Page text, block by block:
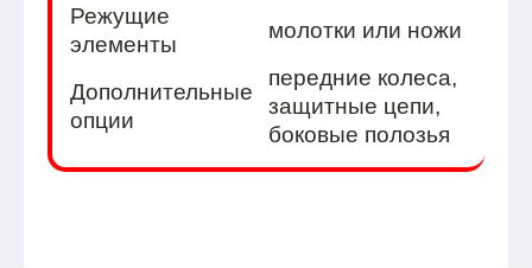
Режущие
элементы
молотки или ножи
Дополнительные
опции
передние колеса,
защитные цепи,
боковые полозья